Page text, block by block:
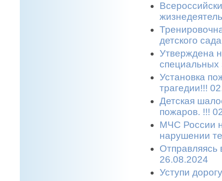
детского
Утверждена
специальных
Установка
трагедии!!!
Детская
пожаров. !!!
МЧС России
нарушении
Отправляясь
26.08.2024
Уступи